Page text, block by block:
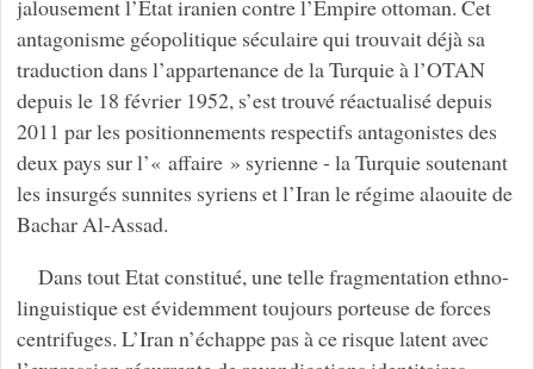
jalousement l’Etat iranien contre l’Empire ottoman. Cet
antagonisme géopolitique séculaire qui trouvait déjà sa
traduction dans l’appartenance de la Turquie à l’OTAN
depuis le 18 février 1952, s’est trouvé réactualisé depuis
2011 par les positionnements respectifs antagonistes des
deux pays sur l’« affaire » syrienne - la Turquie soutenant
les insurgés sunnites syriens et l’Iran le régime alaouite de
Bachar Al-Assad.
Dans tout Etat constitué, une telle fragmentation ethno-
linguistique est évidemment toujours porteuse de forces
centrifuges. L’Iran n’échappe pas à ce risque latent avec